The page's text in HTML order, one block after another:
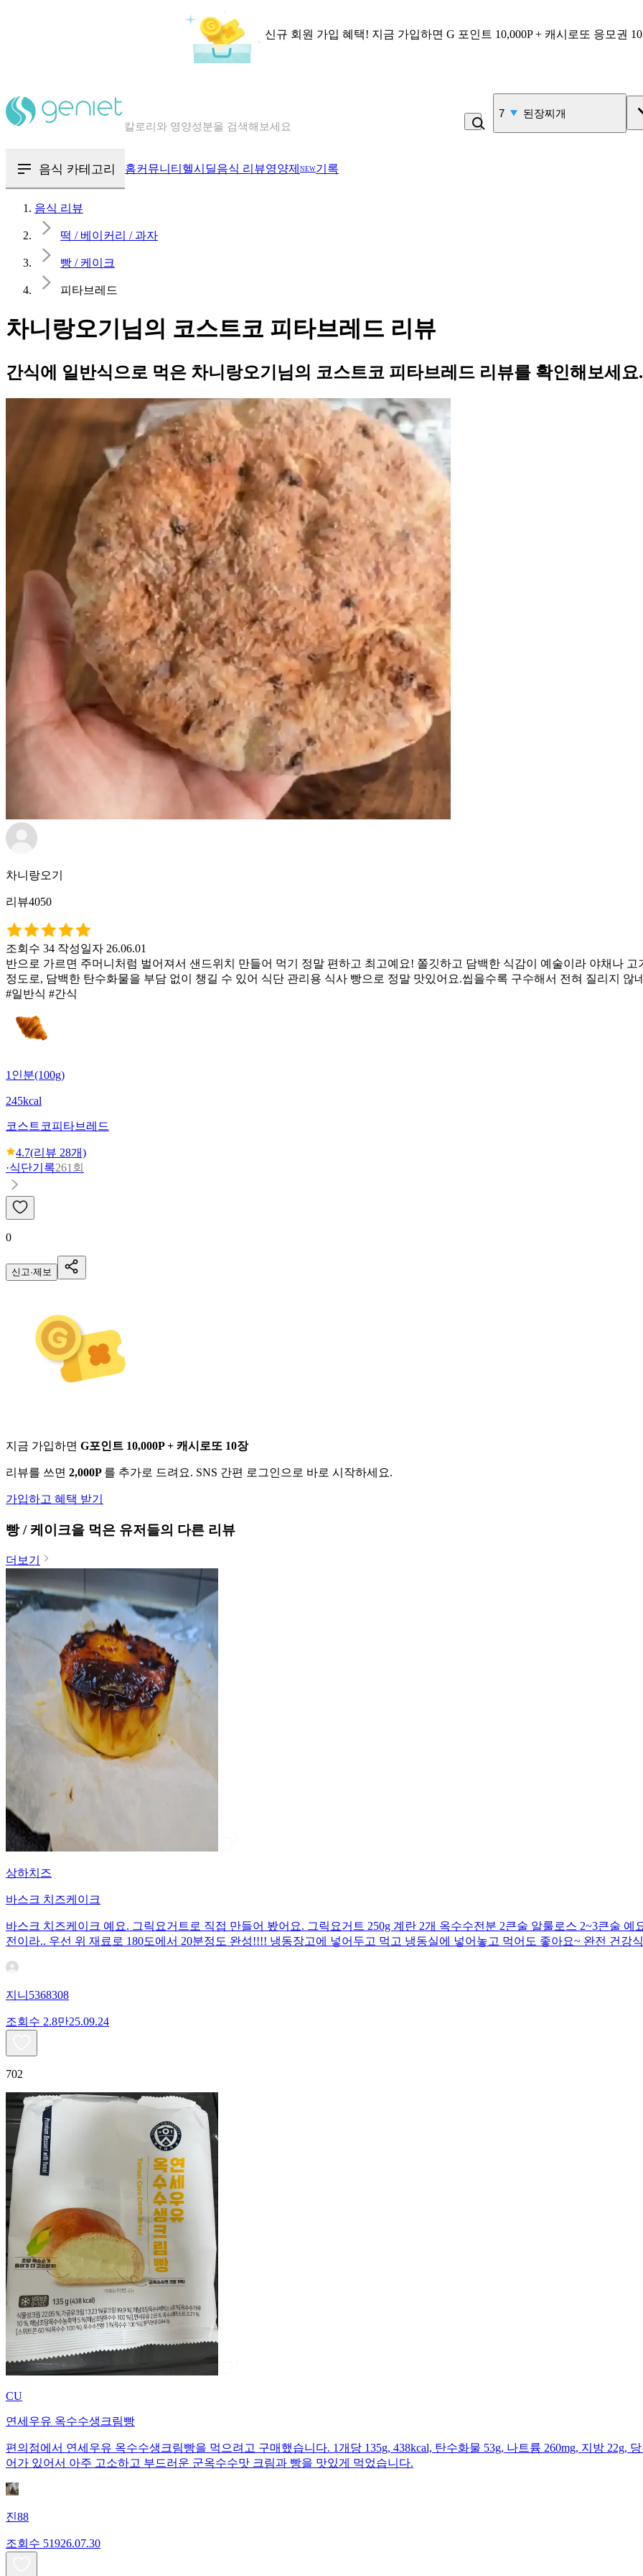
신규 회원 가입 혜택! 지금 가입하면 G 포인트 10,000P + 캐시로또 응모권
혈당 · 다이어트 음식 검색해보세요
7 된장찌개
음식 카테고리 홈커뮤니티 헬시딜음식 리뷰영양제 NEW기록
음식 리뷰
떡 / 베이커리 / 과자
빵 / 케이크
피타브레드
차니랑오기님의 코스트코 피타브레드 리뷰
간식에 일반식으로 먹은 차니랑오기님의 코스트코 피타브레드 리뷰를 확인해보세요.
차니랑오기
리뷰4050
조회수 34 작성일자 26.06.01
반으로 가르면 주머니처럼 벌어져서 샌드위치 만들어 먹기 정말 편하고 최고예요! 쫄깃하고 담백한 식감이 예술이라 야채나
정도로, 담백한 탄수화물을 부담 없이 챙길 수 있어 식단 관리용 식사 빵으로 정말 맛있어요.씹을수록 구수해서 전혀 질리지 않
#일반식 #간식
1인분(100g)
245kcal
코스트코피타브레드
4.7(리뷰 28개)
·식단기록261회
0
신고·제보
지금 가입하면 G포인트 10,000P + 캐시로또 10장
리뷰를 쓰면 2,000P 를 추가로 드려요. SNS 간편 로그인으로 바로 시작하세요.
가입하고 혜택 받기
빵 / 케이크을 먹은 유저들의 다른 리뷰
더보기
상하치즈
바스크 치즈케이크
바스크 치즈케이크 예요. 그릭요거트로 직접 만들어 봤어요. 그릭요거트 250g 계란 2개 옥수수전분 2큰술 알룰로스 2~3큰술
전이라.. 우선 위 재료로 180도에서 20분정도 완성!!!! 냉동장고에 넣어두고 먹고 냉동실에 넣어놓고 먹어도 좋아요~ 완전 건강
지니5368308
조회수 2.8만25.09.24
702
CU
연세우유 옥수수생크림빵
편의점에서 연세우유 옥수수생크림빵을 먹으려고 구매했습니다. 1개당 135g, 438kcal, 탄수화물 53g, 나트륨 260mg, 지방 22g,
어가 있어서 아주 고소하고 부드러운 군옥수수맛 크림과 빵을 맛있게 먹었습니다.
진88
조회수 51926.07.30